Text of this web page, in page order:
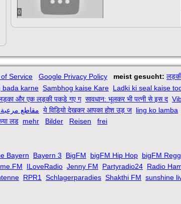
0
Service Google Privacy Policy meist gesucht:
bada karne Sambhog kaise Kare Ladki ki seal kaise
और एक लड़की पकडे गए ग सावधान: भूलकर भी पत्नी से इस द
مقاطع مرعبة ये विडियो देखकर आपका होश उड़ ज ling ko lamba
लड mehr Bilder Reisen
frei
Bayern Bayern 3 BigFM bigFM Hip Hop bigFM
ILoveRadio Jenny FM Partyradio24 Radio
RPR1 Schlagerparadies Shakthi FM sunshine